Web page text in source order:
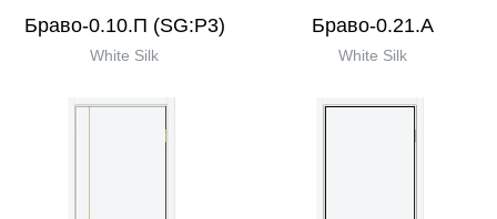
Браво-0.10.П (SG:P3)
White Silk
Браво-0.21.А
White Silk